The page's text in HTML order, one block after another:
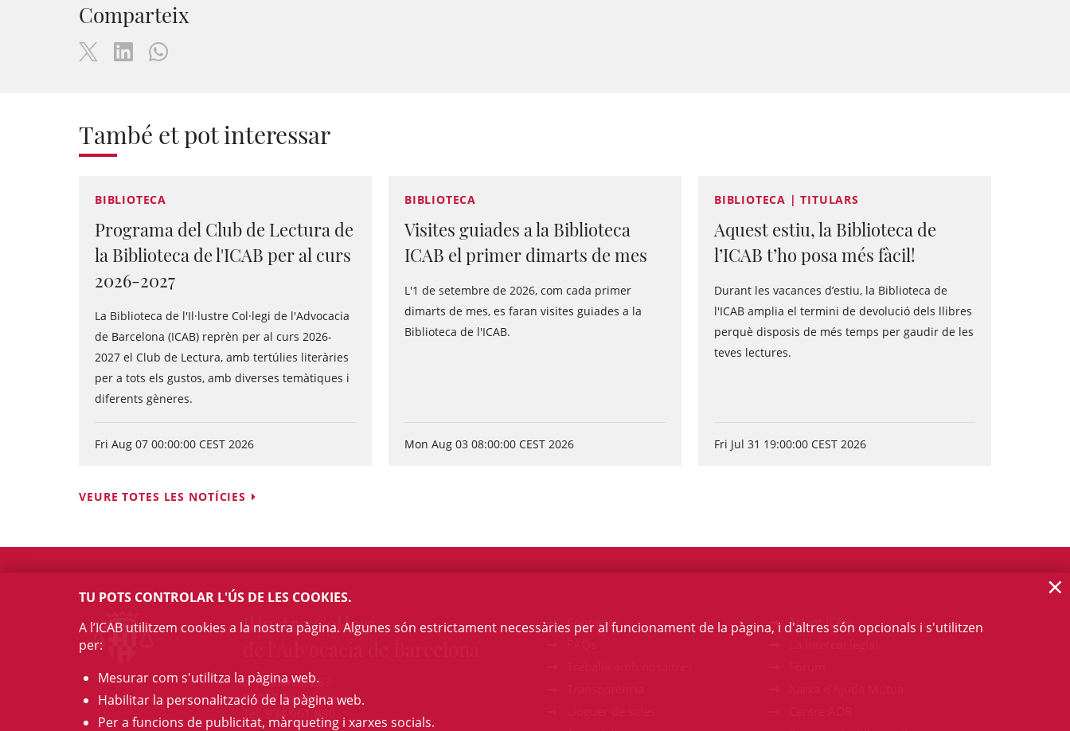
Comparteix
També et pot interessar
BIBLIOTECA
Programa del Club de Lectura de
la Biblioteca de l'ICAB per al curs
2026-2027
La Biblioteca de l'Il·lustre Col·legi de l'Advocacia
de Barcelona (ICAB) reprèn per al curs 2026-
2027 el Club de Lectura, amb tertúlies literàries
per a tots els gustos, amb diverses temàtiques i
diferents gèneres.
Fri Aug 07 00:00:00 CEST 2026
BIBLIOTECA
Visites guiades a la Biblioteca
ICAB el primer dimarts de mes
L'1 de setembre de 2026, com cada primer
dimarts de mes, es faran visites guiades a la
Biblioteca de l'ICAB.
Mon Aug 03 08:00:00 CEST 2026
BIBLIOTECA | TITULARS
Aquest estiu, la Biblioteca de
l’ICAB t’ho posa més fàcil!
Durant les vacances d’estiu, la Biblioteca de
l'ICAB amplia el termini de devolució dels llibres
perquè disposis de més temps per gaudir de les
teves lectures.
Fri Jul 31 19:00:00 CEST 2026
VEURE TOTES LES NOTÍCIES
Il·lustre Col·legi
c/ Mallorca, 283
08037 Barcelona
Tel. 934 961 880
Contacte
Talent ICAB
TU POTS CONTROLAR L'ÚS DE LES COOKIES.
A l’ICAB utilitzem cookies a la nostra pàgina. Algunes són estrictament necessàries per al funcionament de la pàgina, i d'altres són opcionals i s'utilitzen
per:
Mesurar com s'utilitza la pàgina web.
Habilitar la personalització de la pàgina web.
Per a funcions de publicitat, màrqueting i xarxes socials.
×